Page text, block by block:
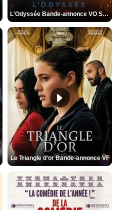
L'Odyssée Bande-annonce VO STFR
Le Triangle d'or Bande-annonce VF